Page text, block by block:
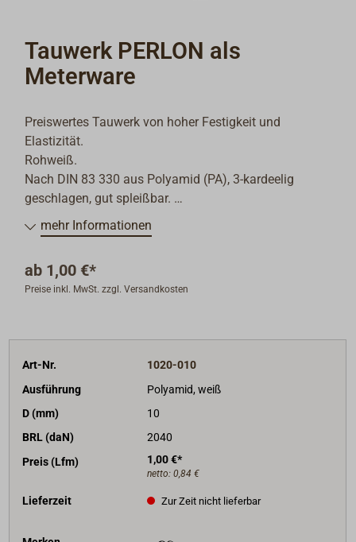
Tauwerk PERLON als
Meterware
Preiswertes Tauwerk von hoher Festigkeit und
Elastizität.
Rohweiß.
Nach DIN 83 330 aus Polyamid (PA), 3-kardeelig
geschlagen, gut spleißbar.
Das Tauwerk nimmt allerdings Wasser auf und kann
bei längerem Gebrauch verhärten.
Gut geeignet für Ankertrossen, Schlepptrossen und
Festmacher, besonders in Schwellhäfen, sowie als
PERLON Tauwerk als 220 m Trosse finden Sie unter
"Passende Artikel" unten auf dieser Seite.
mehr Informationen
ab 1,00 €*
Preise inkl. MwSt. zzgl. Versandkosten
Art-Nr.
1020-010
Ausführung
Polyamid, weiß
D (mm)
10
BRL (daN)
2040
Preis (Lfm)
1,00 €*
netto: 0,84 €
Lieferzeit Zur Zeit nicht lieferbar